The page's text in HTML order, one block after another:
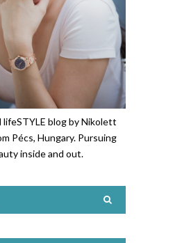
lifeSTYLE blog by Nikolett
Pécs, Hungary. Pursuing
inside and out.